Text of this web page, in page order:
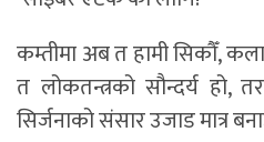
कम्तीमा अब त हामी सिकौँ,
त लोकतन्त्रको सौन्दर्य हो,
सिर्जनाको संसार उजाड मात्र